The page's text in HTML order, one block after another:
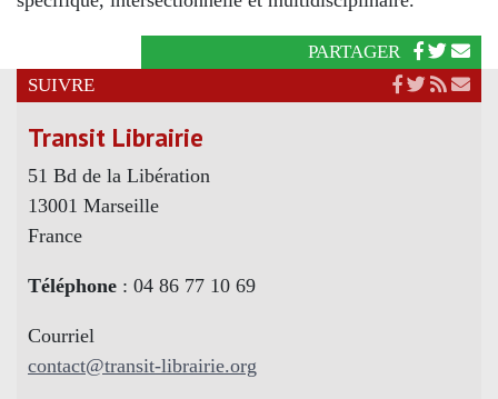
PARTAGER
SUIVRE
Transit Librairie
51 Bd de la Libération
13001 Marseille
France
Téléphone : 04 86 77 10 69
Courriel
contact@transit-librairie.org